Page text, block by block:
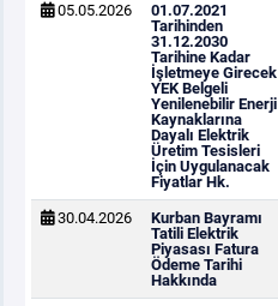
05.05.2026
01.07.2021
Tarihinden
31.12.2030
Tarihine Kadar
İşletmeye Girecek
YEK Belgeli
Yenilenebilir Enerji
Kaynaklarına
Dayalı Elektrik
Üretim Tesisleri
İçin Uygulanacak
Fiyatlar Hk.
30.04.2026
Kurban Bayramı
Tatili Elektrik
Piyasası Fatura
Ödeme Tarihi
Hakkında